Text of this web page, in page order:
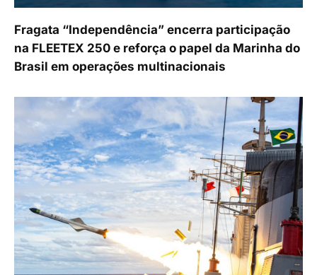
Fragata “Independência” encerra participação
na FLEETEX 250 e reforça o papel da Marinha do
Brasil em operações multinacionais